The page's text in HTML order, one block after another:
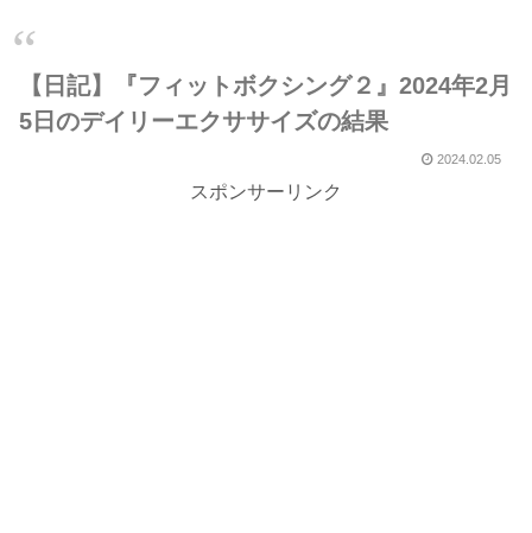
【日記】『フィットボクシング２』2024年2月
5日のデイリーエクササイズの結果
2024.02.05
スポンサーリンク